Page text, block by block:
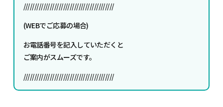
/////////////////////////////////////////
(WEBでご応募の場合)
お電話番号を記入していただくと
ご案内がスムーズです。
/////////////////////////////////////////